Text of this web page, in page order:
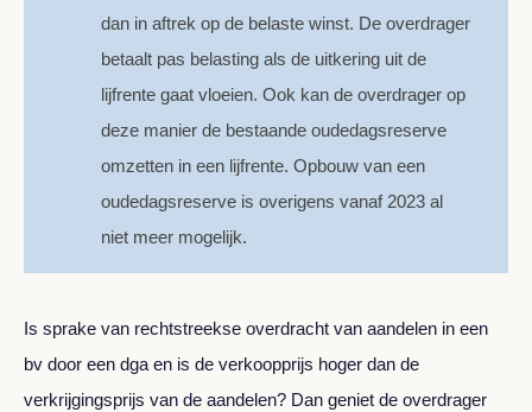
dan in aftrek op de belaste winst. De overdrager
betaalt pas belasting als de uitkering uit de
lijfrente gaat vloeien. Ook kan de overdrager op
deze manier de bestaande oudedagsreserve
omzetten in een lijfrente. Opbouw van een
oudedagsreserve is overigens vanaf 2023 al
niet meer mogelijk.
Is sprake van rechtstreekse overdracht van aandelen in een
bv door een dga en is de verkoopprijs hoger dan de
verkrijgingsprijs van de aandelen? Dan geniet de overdrager